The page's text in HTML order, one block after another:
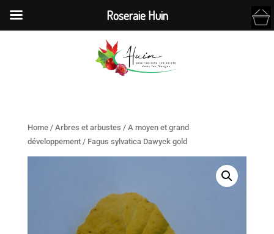
Home/ Arbres et arbustes / A moyen et grand
développement/ Fagus sylvatica Dawyck gold
Roseraie Huin